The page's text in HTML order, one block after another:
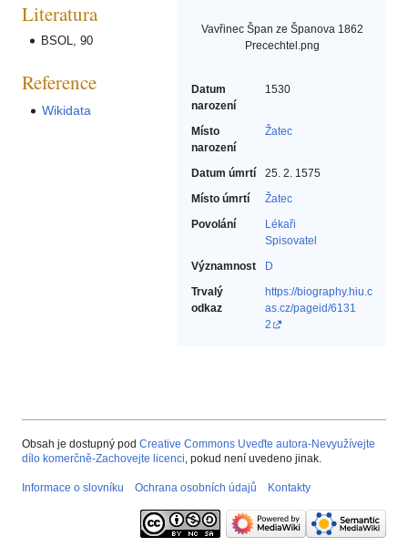
Vavřinec Špan ze Španova 1862
Precechtel.png
Datum
narození
1530
Místo
narození
Žatec
Datum úmrtí
25. 2. 1575
Místo úmrtí
Žatec
Povolání
Lékaři‎
Spisovatel‎
Významnost
D
Trvalý
odkaz
https://biography.hiu.c
as.cz/pageid/6131
2
Literatura
BSOL, 90
Reference
Wikidata
Obsah je dostupný pod Creative Commons Uveďte autora-Nevyužívejte
dílo komerčně-Zachovejte licenci, pokud není uvedeno jinak.
Informace o slovníku Ochrana osobních údajů Kontakty